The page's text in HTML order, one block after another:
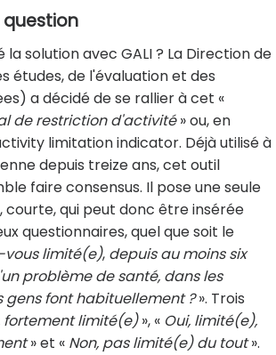
question
solution avec GALI ? La Direction de
études, de l'évaluation et des
a décidé de se rallier à cet «
de restriction d'activité» ou, en
limitation indicator. Déjà utilisé à
depuis treize ans, cet outil
faire consensus. Il pose une seule
courte, qui peut donc être insérée
questionnaires, quel que soit le
vous limité(e), depuis au moins six
problème de santé, dans les
gens font habituellement ?». Trois
fortement limité(e)», « Oui, limité(e),
» et « Non, pas limité(e) du tout».